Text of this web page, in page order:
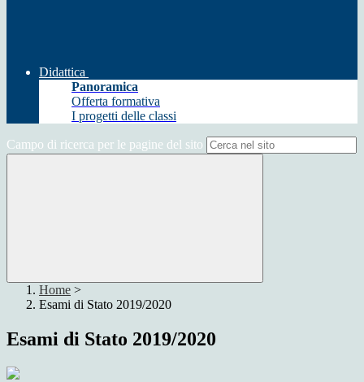
Didattica
Panoramica
Offerta formativa
I progetti delle classi
Campo di ricerca per le pagine del sito
Home >
Esami di Stato 2019/2020
Esami di Stato 2019/2020